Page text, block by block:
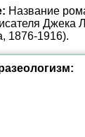
Название
Джека
1876-1916).